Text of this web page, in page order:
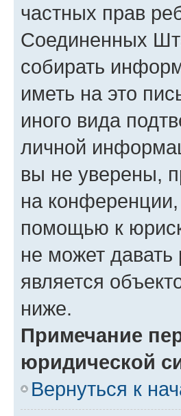
частных прав
Соединенных
собирать
иметь на это
иного вида
личной
вы не уверены,
на
помощью к
не может
является
ниже.
Примечание
юридической
Вернуться к